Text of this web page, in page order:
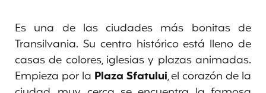
Es una de las ciudades más bonitas de
Transilvania. Su centro histórico está lleno de
casas de colores, iglesias y plazas animadas.
Empieza por la Plaza Sfatului, el corazón de la